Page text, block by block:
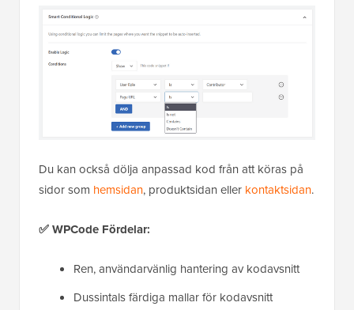
Du kan också dölja anpassad kod från att köras på
sidor som hemsidan, produktsidan eller kontaktsidan.
✅ WPCode Fördelar:
Ren, användarvänlig hantering av kodavsnitt
Dussintals färdiga mallar för kodavsnitt